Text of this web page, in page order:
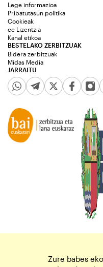
JARRAITU
Lege informazioa
Pribatutasun politika
Cookieak
cc Lizentzia
Kanal etikoa
BESTELAKO ZERBITZUAK
Bidera zerbitzuak
Midas Media
Zure babes